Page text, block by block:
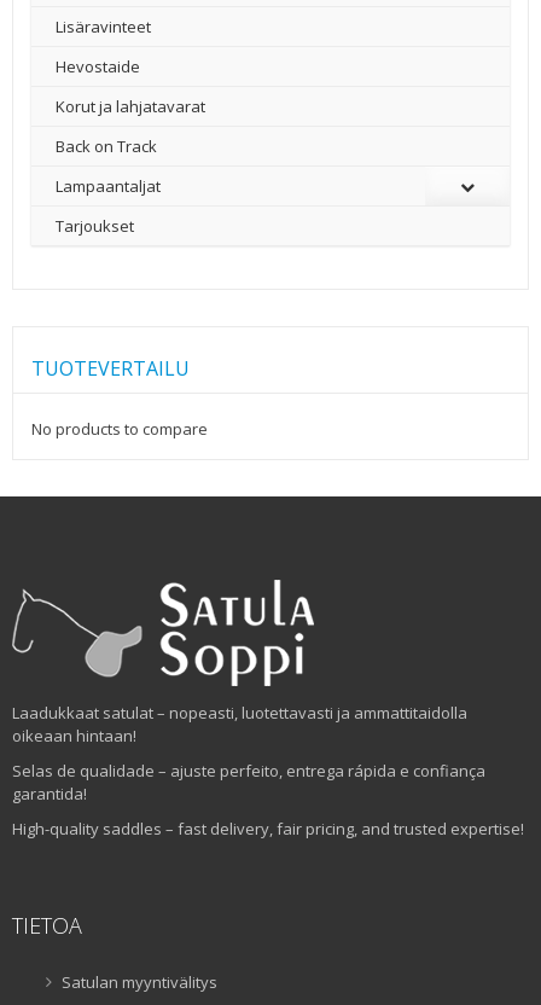
Lisäravinteet
Hevostaide
Korut ja lahjatavarat
Back on Track
Lampaantaljat
Tarjoukset
TUOTEVERTAILU
No products to compare
Laadukkaat satulat – nopeasti, luotettavasti ja ammattitaidolla
oikeaan hintaan!
Selas de qualidade – ajuste perfeito, entrega rápida e confiança
garantida!
High-quality saddles – fast delivery, fair pricing, and trusted expertise!
TIETOA
Satulan myyntivälitys